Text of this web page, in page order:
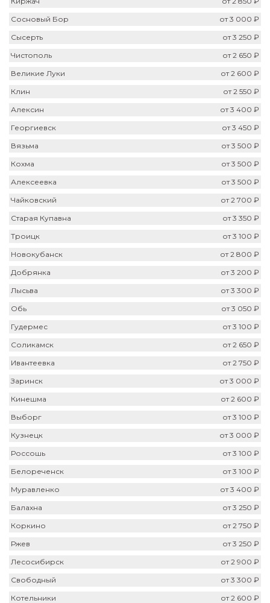
Сосновый Бор
от 3 000 ₽
Сысерть
от 3 250 ₽
Чистополь
от 2 650 ₽
Великие Луки
от 2 600 ₽
Клин
от 2 550 ₽
Алексин
от 3 400 ₽
Георгиевск
от 3 450 ₽
Вязьма
от 3 500 ₽
Кохма
от 3 500 ₽
Алексеевка
от 3 500 ₽
Чайковский
от 2 700 ₽
Старая Купавна
от 3 350 ₽
Троицк
от 3 100 ₽
Новокубанск
от 2 800 ₽
Добрянка
от 3 200 ₽
Лысьва
от 3 300 ₽
Обь
от 3 050 ₽
Гудермес
от 3 100 ₽
Соликамск
от 2 650 ₽
Ивантеевка
от 2 750 ₽
Заринск
от 3 000 ₽
Кинешма
от 2 600 ₽
Выборг
от 3 100 ₽
Кузнецк
от 3 000 ₽
Россошь
от 3 100 ₽
Белореченск
от 3 100 ₽
Муравленко
от 3 400 ₽
Балахна
от 3 250 ₽
Коркино
от 2 750 ₽
Ржев
от 3 250 ₽
Лесосибирск
от 2 900 ₽
Свободный
от 3 300 ₽
Котельники
от 2 600 ₽